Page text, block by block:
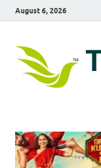
August 6, 2026